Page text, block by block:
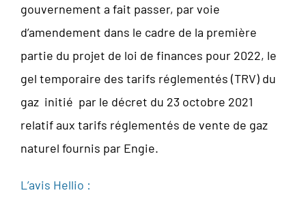
gouvernement a fait passer, par voie
d’amendement dans le cadre de la première
partie du projet de loi de finances pour 2022, le
gel temporaire des tarifs réglementés (TRV) du
gaz initié par le décret du 23 octobre 2021
relatif aux tarifs réglementés de vente de gaz
naturel fournis par Engie.
L’avis Hellio :